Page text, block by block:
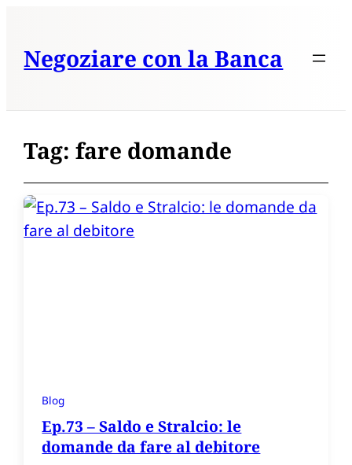
contenuto
Negoziare con la Banca
Tag:fare domande
Blog
Ep.73 – Saldo e Stralcio: le
domande da fare al debitore